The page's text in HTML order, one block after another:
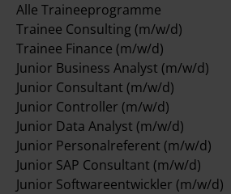
Alle Traineeprogramme
Trainee Consulting (m/w/d)
Trainee Finance (m/w/d)
Junior Business Analyst (m/w/d)
Junior Consultant (m/w/d)
Junior Controller (m/w/d)
Junior Data Analyst (m/w/d)
Junior Personalreferent (m/w/d)
Junior SAP Consultant (m/w/d)
Junior Softwareentwickler (m/w/d)